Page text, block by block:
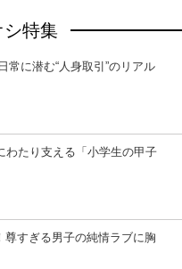
特集
常に潜む“人身取引”のリアル
わたり支える「小学生の甲子
尊すぎる男子の純情ラブに胸